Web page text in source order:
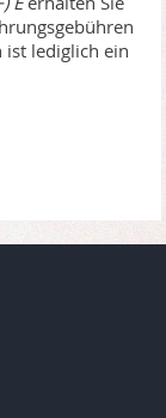
ist lediglich ein